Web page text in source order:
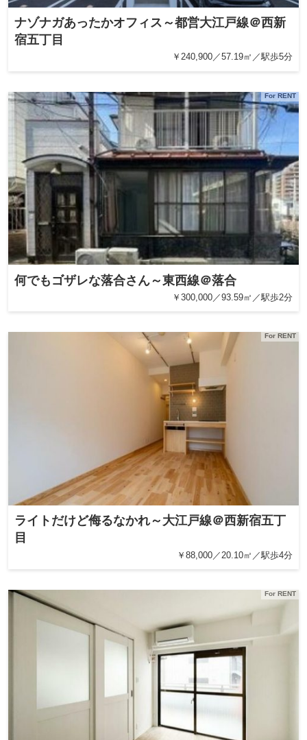
ナゾナガあったかオフィス～都営大江戸線＠西新
宿五丁目
￥240,900／57.19㎡／駅歩5分
For RENT
何でもゴザレな落合さん～東西線＠落合
￥300,000／93.59㎡／駅歩2分
For RENT
ライトだけど侮るなかれ～大江戸線＠西新宿五丁
目
￥88,000／20.10㎡／駅歩4分
For RENT